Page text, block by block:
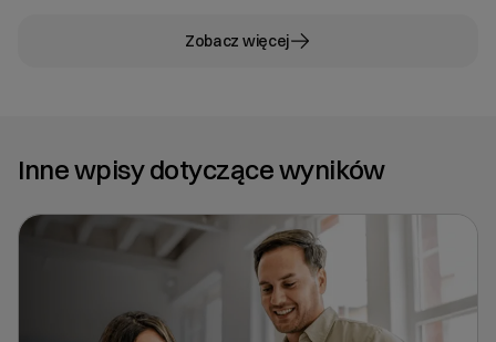
Zobacz więcej
Inne wpisy dotyczące wyników